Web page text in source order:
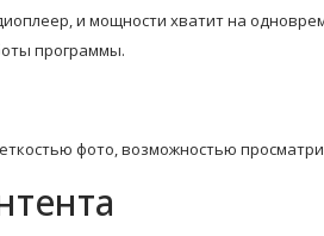
и мощности хватит на
программы.
фото, возможностью